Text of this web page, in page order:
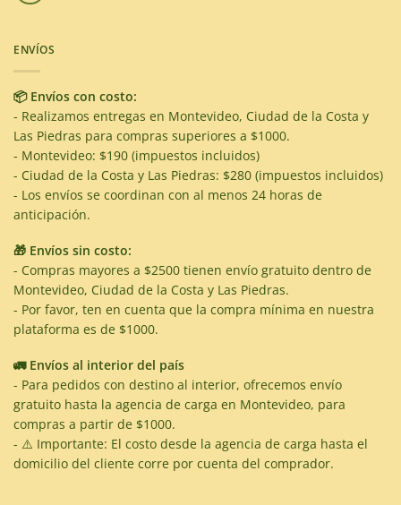
ENVÍOS
📦 Envíos con costo:
- Realizamos entregas en Montevideo, Ciudad de la Costa y
Las Piedras para compras superiores a $1000.
- Montevideo: $190 (impuestos incluidos)
- Ciudad de la Costa y Las Piedras: $280 (impuestos incluidos)
- Los envíos se coordinan con al menos 24 horas de
anticipación.
🎁 Envíos sin costo:
- Compras mayores a $2500 tienen envío gratuito dentro de
Montevideo, Ciudad de la Costa y Las Piedras.
- Por favor, ten en cuenta que la compra mínima en nuestra
plataforma es de $1000.
🚛 Envíos al interior del país
- Para pedidos con destino al interior, ofrecemos envío
gratuito hasta la agencia de carga en Montevideo, para
compras a partir de $1000.
- ⚠️ Importante: El costo desde la agencia de carga hasta el
domicilio del cliente corre por cuenta del comprador.